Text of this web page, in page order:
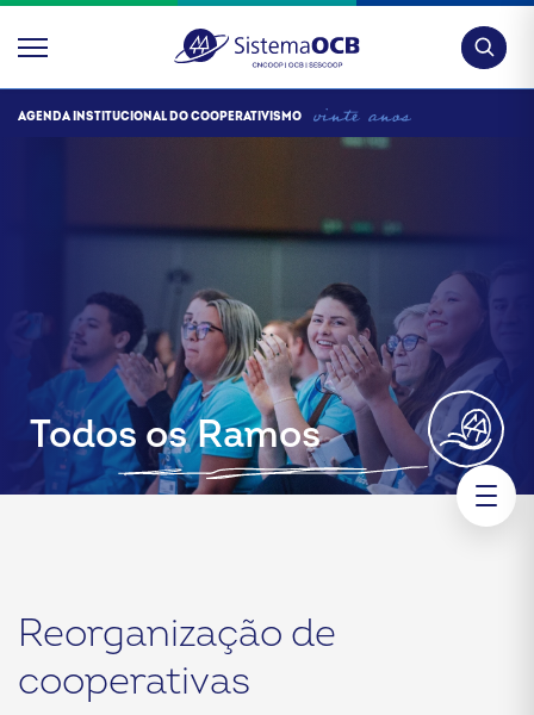
AGENDA INSTITUCIONAL DO COOPERATIVISMO
Todos os Ramos
Reorganização de
cooperativas